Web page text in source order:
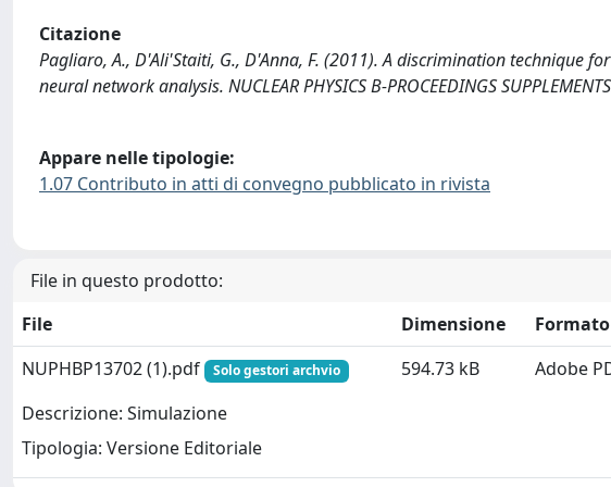
Citazione
Pagliaro, A., D'Ali'Staiti, G., D'Anna, F. (2011). A discrimination technique
neural network analysis. NUCLEAR PHYSICS B-PROCEEDINGS
Appare nelle tipologie:
1.07 Contributo in atti di convegno pubblicato in rivista
File in questo prodotto:
File
Dimensione
Formato
NUPHBP13702 (1).pdf
Solo gestori archvio
Descrizione: Simulazione
Tipologia: Versione Editoriale
594.73 kB Adobe